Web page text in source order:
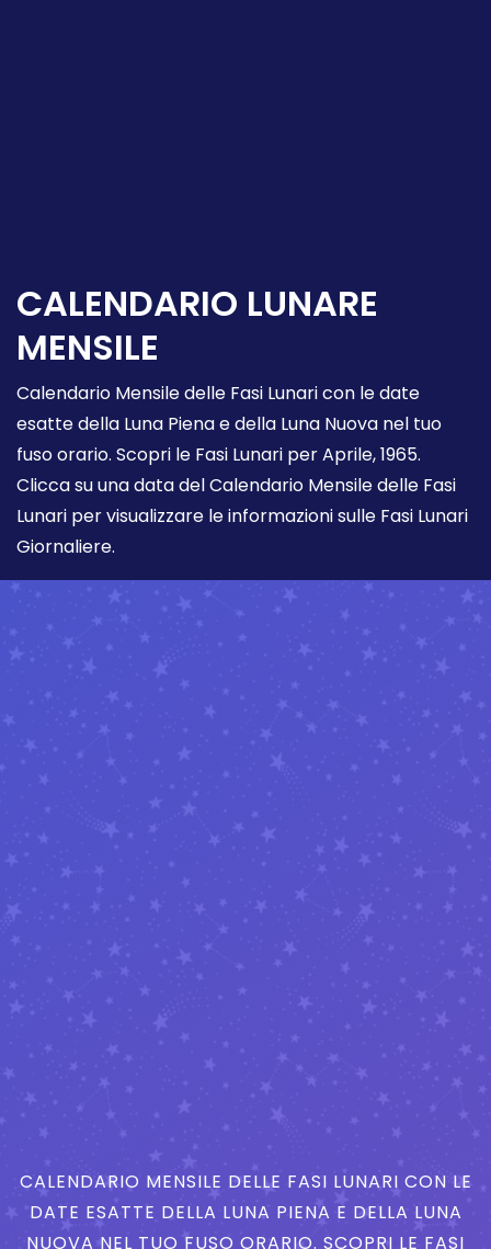
CALENDARIO LUNARE
MENSILE
Calendario Mensile delle Fasi Lunari con le date
esatte della Luna Piena e della Luna Nuova nel tuo
fuso orario. Scopri le Fasi Lunari per Aprile, 1965.
Clicca su una data del Calendario Mensile delle Fasi
Lunari per visualizzare le informazioni sulle Fasi Lunari
Giornaliere.
CALENDARIO MENSILE DELLE FASI LUNARI CON LE
DATE ESATTE DELLA LUNA PIENA E DELLA LUNA
NUOVA NEL TUO FUSO ORARIO. SCOPRI LE FASI